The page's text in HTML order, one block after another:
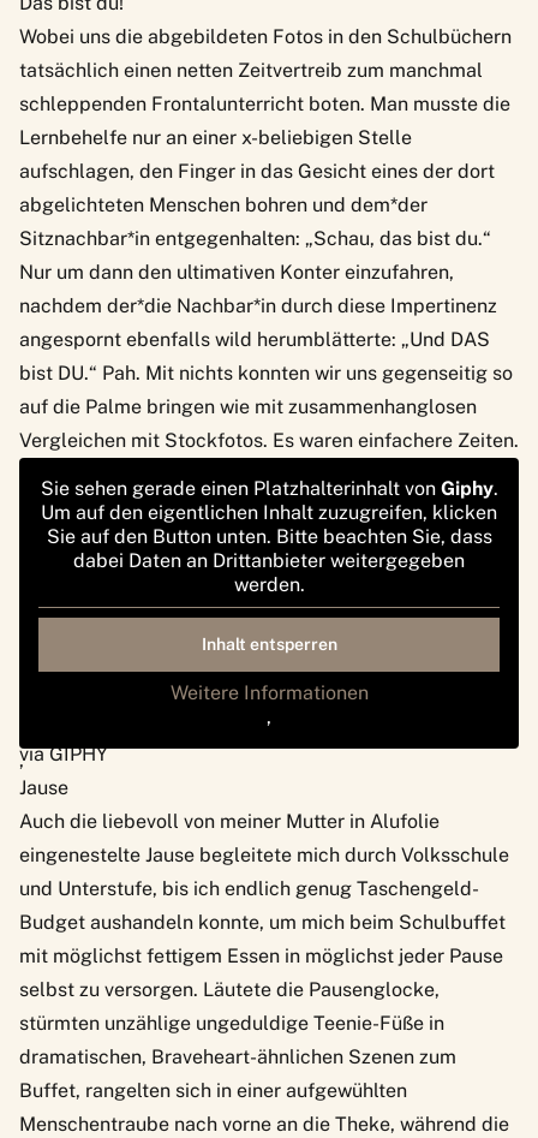
Wobei uns die abgebildeten Fotos in den Schulbüchern
tatsächlich einen netten Zeitvertreib zum manchmal
schleppenden Frontalunterricht boten. Man musste die
Lernbehelfe nur an einer x-beliebigen Stelle
aufschlagen, den Finger in das Gesicht eines der dort
abgelichteten Menschen bohren und dem*der
Sitznachbar*in entgegenhalten: „Schau, das bist du.“
Nur um dann den ultimativen Konter einzufahren,
nachdem der*die Nachbar*in durch diese Impertinenz
angespornt ebenfalls wild herumblätterte: „Und DAS
bist DU.“ Pah. Mit nichts konnten wir uns gegenseitig so
auf die Palme bringen wie mit zusammenhanglosen
Vergleichen mit Stockfotos. Es waren einfachere Zeiten.
Sie sehen gerade einen Platzhalterinhalt von Giphy.
Um auf den eigentlichen Inhalt zuzugreifen, klicken
Sie auf den Button unten. Bitte beachten Sie, dass
dabei Daten an Drittanbieter weitergegeben
werden.
Inhalt entsperren
Weitere Informationen
‚
‚via GIPHY
Jause
Auch die liebevoll von meiner Mutter in Alufolie
eingenestelte Jause begleitete mich durch Volksschule
und Unterstufe, bis ich endlich genug Taschengeld-
Budget aushandeln konnte, um mich beim Schulbuffet
mit möglichst fettigem Essen in möglichst jeder Pause
selbst zu versorgen. Läutete die Pausenglocke,
stürmten unzählige ungeduldige Teenie-Füße in
dramatischen, Braveheart-ähnlichen Szenen zum
Buffet, rangelten sich in einer aufgewühlten
Menschentraube nach vorne an die Theke, während die